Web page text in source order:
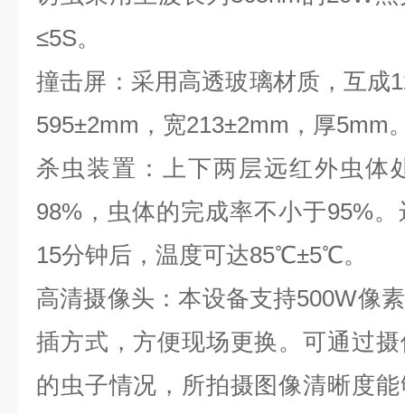
≤5S。
撞击屏：采用高透玻璃材质，互成
595±2mm，宽213±2mm，厚5mm
杀虫装置：上下两层远红外虫体
98%，虫体的完成率不小于95%
15分钟后，温度可达85℃±5℃。
高清摄像头：本设备支持500W像
插方式，方便现场更换。可通过
的虫子情况，所拍摄图像清晰度